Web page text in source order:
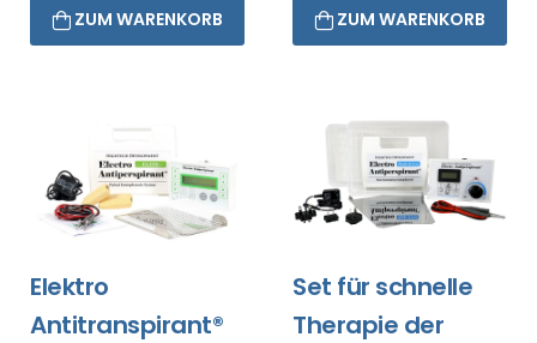
ZUM WARENKORB ZUM WARENKORB
Elektro
Antitranspirant®
Set für schnelle
Therapie der